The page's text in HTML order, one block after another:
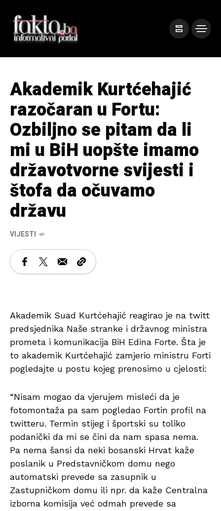
Akademik Kurtćehajić
razočaran u Fortu:
Ozbiljno se pitam da li
mi u BiH uopšte imamo
državotvorne svijesti i
štofa da očuvamo
državu
VIJESTI
Akademik Suad Kurtćehajić reagirao je na twitt
predsjednika Naše stranke i državnog ministra
prometa i komunikacija BiH Edina Forte. Šta je
to akademik Kurtćehajić zamjerio ministru Forti
pogledajte u postu kojeg prenosimo u cjelosti:
“Nisam mogao da vjerujem misleći da je
fotomontaža pa sam pogledao Fortin profil na
twitteru. Termin stijeg i športski su toliko
podanički da mi se čini da nam spasa nema.
Pa nema šansi da neki bosanski Hrvat kaže
poslanik u Predstavničkom domu nego
automatski prevede sa zasupnik u
Zastupničkom domu ili npr. da kaže Centralna
izborna komisija već odmah prevede sa